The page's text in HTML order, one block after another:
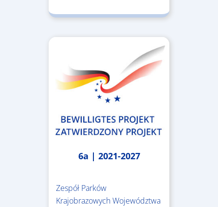
6a | 2021-2027
Zespół Parków
Krajobrazowych Województwa